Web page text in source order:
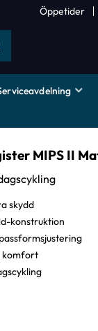
Öppetider
MIPS II
skydd
konstruktion
komfort